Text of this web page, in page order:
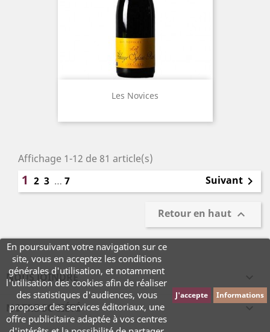
En poursuivant votre navigation sur ce
site, vous en acceptez les conditions
générales d'utilisation, et notamment
l'utilisation des cookies afin de réaliser
des statistiques d'audiences, vous
proposer des services éditoriaux, une
offre publicitaire adaptée à vos centres
J'accepte Informations
Les Novices
Affichage 1-12 de 81 article(s)
1 2 3 … 7 Suivant 
Retour en haut 
NOUS JOINDRE
NOTRE SOCIÉTÉ